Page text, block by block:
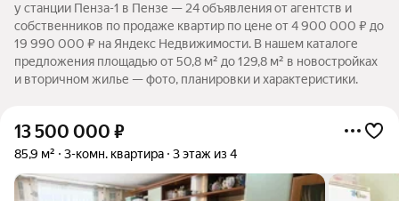
у станции Пенза-1 в Пензе — 24 объявления от агентств и
собственников по продаже квартир по цене от 4 900 000 ₽ до
19 990 000 ₽ на Яндекс Недвижимости. В нашем каталоге
предложения площадью от 50,8 м² до 129,8 м² в новостройках
и вторичном жилье — фото, планировки и характеристики.
13 500 000 ₽
85,9 м² 3-комн. квартира 3 этаж из 4